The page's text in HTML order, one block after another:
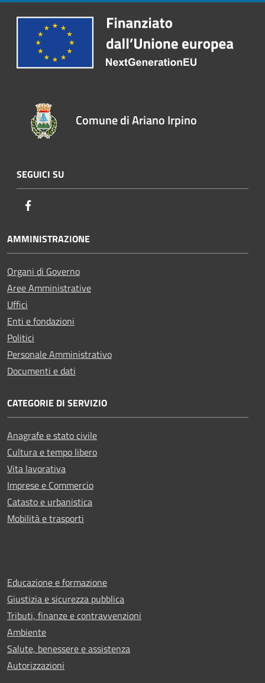
Comune di Ariano Irpino
SEGUICI SU
AMMINISTRAZIONE
Organi di Governo
Aree Amministrative
Uffici
Enti e fondazioni
Politici
Personale Amministrativo
Documenti e dati
CATEGORIE DI SERVIZIO
Anagrafe e stato civile
Cultura e tempo libero
Vita lavorativa
Imprese e Commercio
Catasto e urbanistica
Mobilità e trasporti
Educazione e formazione
Giustizia e sicurezza pubblica
Tributi, finanze e contravvenzioni
Ambiente
Salute, benessere e assistenza
Autorizzazioni